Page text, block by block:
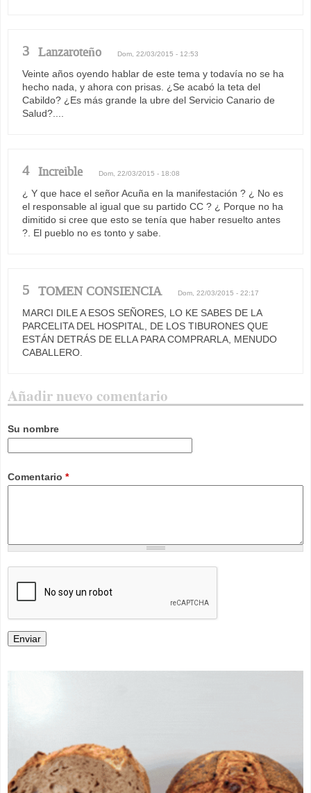
3 Lanzaroteño Dom, 22/03/2015 - 12:53
Veinte años oyendo hablar de este tema y todavía no se ha
hecho nada, y ahora con prisas. ¿Se acabó la teta del
Cabildo? ¿Es más grande la ubre del Servicio Canario de
Salud?....
4 Increible Dom, 22/03/2015 - 18:08
¿ Y que hace el señor Acuña en la manifestación ? ¿ No es
el responsable al igual que su partido CC ? ¿ Porque no ha
dimitido si cree que esto se tenía que haber resuelto antes
?. El pueblo no es tonto y sabe.
5 TOMEN CONSIENCIA Dom, 22/03/2015 - 22:17
MARCI DILE A ESOS SEÑORES, LO KE SABES DE LA
PARCELITA DEL HOSPITAL, DE LOS TIBURONES QUE
ESTÁN DETRÁS DE ELLA PARA COMPRARLA, MENUDO
CABALLERO.
Añadir nuevo comentario
Su nombre
Comentario *